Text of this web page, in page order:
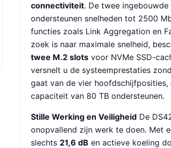
connectiviteit. De twee
ondersteunen snelheden tot 2500
functies zoals Link Aggregation en
zoek is naar maximale snelheid,
twee M.2 slots voor NVMe SSD-
versnelt u de systeemprestaties
gaat van de vier hoofdschijfposities,
capaciteit van 80 TB ondersteunen.
Stille Werking en Veiligheid De
onopvallend zijn werk te doen. Met
slechts 21,6 dB en actieve koeling